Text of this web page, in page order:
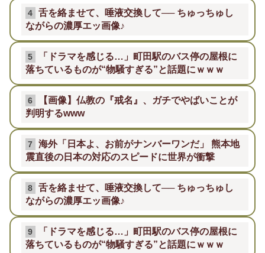
4
舌を絡ませて、唾液交換して── ちゅっちゅし
ながらの濃厚エッ画像♪
5
「ドラマを感じる…」町田駅のバス停の屋根に
落ちているものが“物騒すぎる”と話題にｗｗｗ
6
【画像】仏教の『戒名』、ガチでやばいことが
判明するwww
7
海外「日本よ、お前がナンバーワンだ」 熊本地
震直後の日本の対応のスピードに世界が衝撃
8
舌を絡ませて、唾液交換して── ちゅっちゅし
ながらの濃厚エッ画像♪
9
「ドラマを感じる…」町田駅のバス停の屋根に
落ちているものが“物騒すぎる”と話題にｗｗｗ